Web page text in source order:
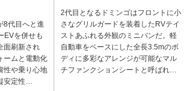
8代目へと進
EVを併せも
面刷新され
ームと電動化
性や乗り心地
安定性…
2代目となるドミンゴはフロントに小
さなグリルガードを装着したRVテイ
ストあふれる外観のミニバンだ。軽
自動車をベースにした全長3.5mのボ
ディに多彩なアレンジが可能なマル
チファンクションシートと呼ばれ…